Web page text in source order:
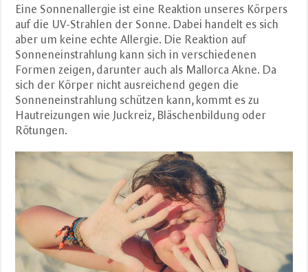
Eine Sonnenallergie ist eine Reaktion unseres Körpers
auf die UV-Strahlen der Sonne. Dabei handelt es sich
aber um keine echte Allergie. Die Reaktion auf
Sonneneinstrahlung kann sich in verschiedenen
Formen zeigen, darunter auch als Mallorca Akne. Da
sich der Körper nicht ausreichend gegen die
Sonneneinstrahlung schützen kann, kommt es zu
Hautreizungen wie Juckreiz, Bläschenbildung oder
Rötungen.